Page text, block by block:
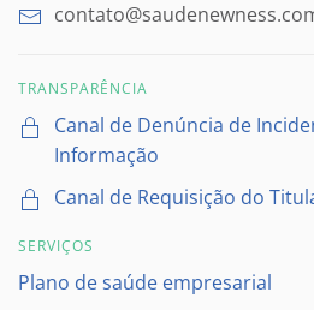
TRANSPARÊNCIA
Canal de Denúncia de
Informação
Canal de Requisição do
SERVIÇOS
Plano de saúde empresarial